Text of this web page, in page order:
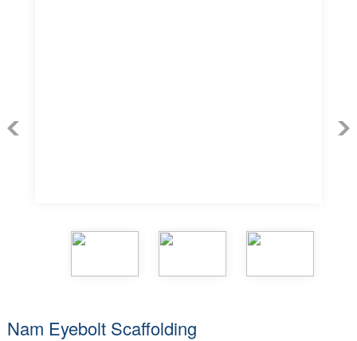
Nam Eyebolt Scaffolding